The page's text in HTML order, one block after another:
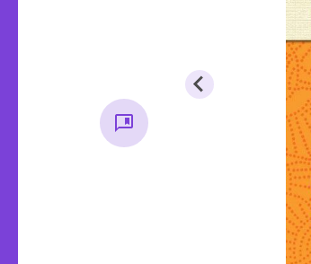
Початкова школа